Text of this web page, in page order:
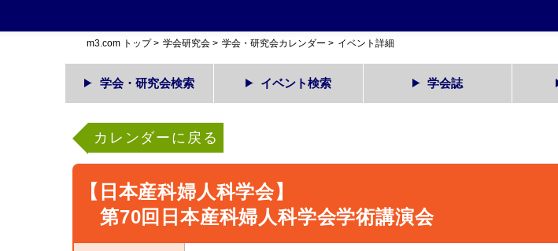
m3.com トップ> 学会研究会 > 学会・研究会カレンダー > イベント詳細
学会・研究会検索 イベント検索 学会誌
カレンダーに戻る
【日本産科婦人科学会】
第70回日本産科婦人科学会学術講演会